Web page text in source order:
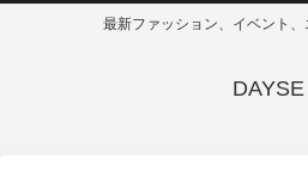
最新ファッション、イベント、
DAYSE